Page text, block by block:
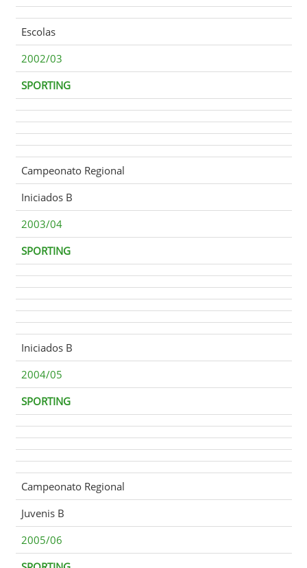
Escolas
2002/03
SPORTING
Campeonato Regional
Iniciados B
2003/04
SPORTING
Iniciados B
2004/05
SPORTING
Campeonato Regional
Juvenis B
2005/06